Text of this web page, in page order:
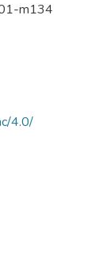
m134
4.0/